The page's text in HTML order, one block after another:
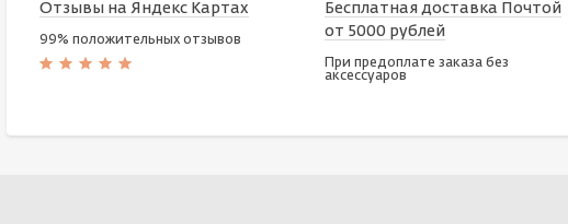
Отзывы на Яндекс Картах
99% положительных отзывов
Бесплатная доставка Почтой
от 5000 рублей
При предоплате заказа без
аксессуаров